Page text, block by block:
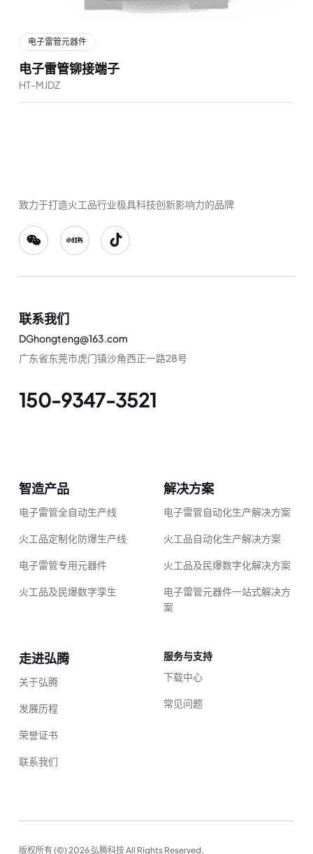
电子雷管元器件
电子雷管铆接端子
HT-MJDZ
致力于打造火工品行业极具科技创新影响力的品牌
联系我们
DGhongteng@163.com
广东省东莞市虎门镇沙角西正一路28号
150-9347-3521
智造产品
电子雷管全自动生产线
火工品定制化防爆生产线
电子雷管专用元器件
火工品及民爆数字孪生
解决方案
电子雷管自动化生产解决方案
火工品自动化生产解决方案
火工品及民爆数字化解决方案
电子雷管元器件一站式解决方
案
走进弘腾
关于弘腾
发展历程
荣誉证书
联系我们
服务与支持
下载中心
常见问题
版权所有 (©) 2026 弘腾科技 All Rights Reserved.